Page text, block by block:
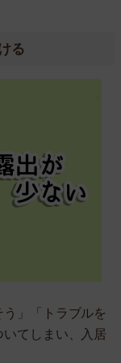
る
」「トラブルを
てしまい、入居